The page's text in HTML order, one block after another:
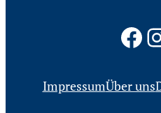
ImpressumÜber uns